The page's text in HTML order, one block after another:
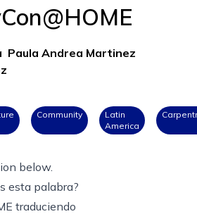
Paula Andrea Martinez
Community
Latin
America
below.
esta palabra?
traduciendo